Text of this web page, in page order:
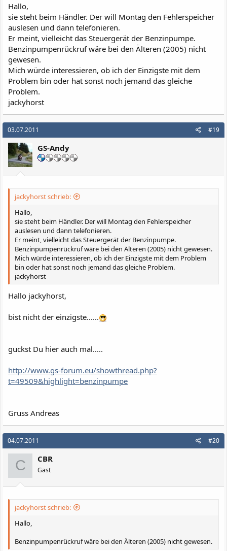
Hallo,
sie steht beim Händler. Der will Montag den Fehlerspeicher
auslesen und dann telefonieren.
Er meint, vielleicht das Steuergerät der Benzinpumpe.
Benzinpumpenrückruf wäre bei den Älteren (2005) nicht
gewesen.
Mich würde interessieren, ob ich der Einzigste mit dem
Problem bin oder hat sonst noch jemand das gleiche
Problem.
jackyhorst
03.07.2011 #19
GS-Andy
jackyhorst schrieb:
Hallo,
sie steht beim Händler. Der will Montag den Fehlerspeicher
auslesen und dann telefonieren.
Er meint, vielleicht das Steuergerät der Benzinpumpe.
Benzinpumpenrückruf wäre bei den Älteren (2005) nicht gewesen.
Mich würde interessieren, ob ich der Einzigste mit dem Problem
bin oder hat sonst noch jemand das gleiche Problem.
jackyhorst
Hallo jackyhorst,
bist nicht der einzigste......
guckst Du hier auch mal.....
http://www.gs-forum.eu/showthread.php?
t=49509&highlight=benzinpumpe
Gruss Andreas
04.07.2011 #20
C CBR
Gast
jackyhorst schrieb:
Hallo,
Benzinpumpenrückruf wäre bei den Älteren (2005) nicht gewesen.